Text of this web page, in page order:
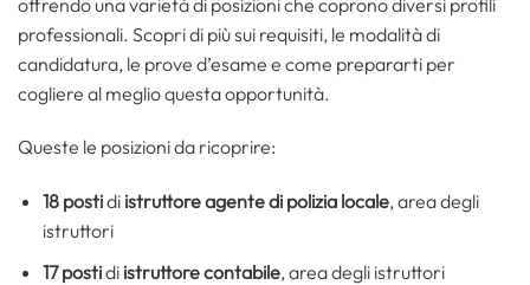
professionali. Scopri di più sui requisiti, le modalità di
candidatura, le prove d’esame e come prepararti per
cogliere al meglio questa opportunità.
Queste le posizioni da ricoprire:
18 postidi istruttore agente di polizia locale, area degli
istruttori
17 postidi istruttore contabile, area degli istruttori